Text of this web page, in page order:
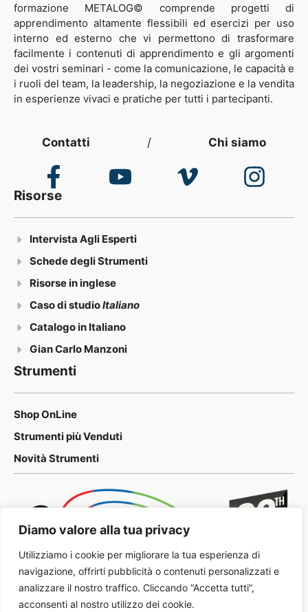
Diamo valore alla tua privacy
Utilizziamo i cookie per migliorare la tua esperienza di
navigazione, offrirti pubblicità o contenuti personalizzati e
analizzare il nostro traffico. Cliccando “Accetta tutti”,
acconsenti al nostro utilizzo dei cookie.
formazione METALOG© comprende progetti di
apprendimento altamente flessibili ed esercizi per uso
interno ed esterno che vi permettono di trasformare
facilmente i contenuti di apprendimento e gli argomenti
dei vostri seminari - come la comunicazione, le capacità e
i ruoli del team, la leadership, la negoziazione e la vendita
in esperienze vivaci e pratiche per tutti i partecipanti.
Contatti / Chi siamo
Risorse
Intervista Agli Esperti
Schede degli Strumenti
Risorse in inglese
Caso di studioItaliano
Catalogo in Italiano
Gian Carlo Manzoni
Strumenti
Shop OnLine
Strumenti più Venduti
Novità Strumenti